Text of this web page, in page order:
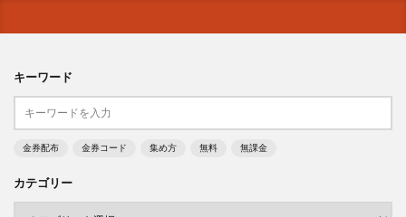
キーワード
金券配布 金券コード 集め方 無料 無課金
カテゴリー